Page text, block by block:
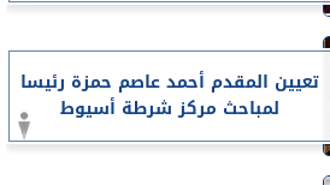
تعيين المقدم أحمد عاصم حمزة رئيسا
لمباحث مركز شرطة أسيوط